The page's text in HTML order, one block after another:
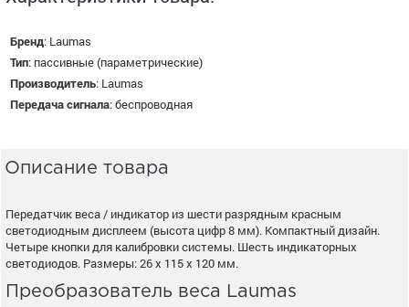
Бренд: Laumas
Тип: пассивные (параметрические)
Производитель: Laumas
Передача сигнала:беспроводная
Описание товара
Передатчик веса / индикатор из шести разрядным красным
светодиодным дисплеем (высота цифр 8 мм). Компактный дизайн.
Четыре кнопки для калибровки системы. Шесть индикаторных
светодиодов. Размеры: 26 х 115 х 120 мм.
Преобразователь веса Laumas